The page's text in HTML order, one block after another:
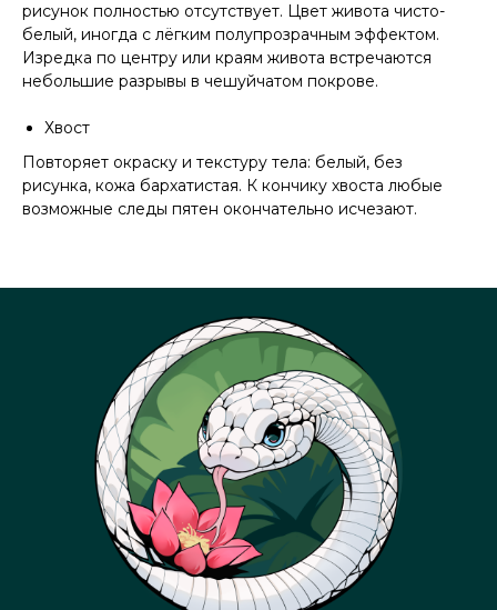
рисунок полностью отсутствует. Цвет живота чисто-
белый, иногда с лёгким полупрозрачным эффектом.
Изредка по центру или краям живота встречаются
небольшие разрывы в чешуйчатом покрове.
Хвост
Повторяет окраску и текстуру тела: белый, без
рисунка, кожа бархатистая. К кончику хвоста любые
возможные следы пятен окончательно исчезают.